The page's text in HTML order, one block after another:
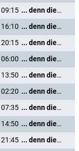
09:15
... denn die Musik und die Liebe in Tirol
16:10
... denn die Musik und die Liebe in Tirol
20:15
... denn die Musik und die Liebe in Tirol
06:00
... denn die Musik und die Liebe in Tirol
13:50
... denn die Musik und die Liebe in Tirol
02:20
... denn die Musik und die Liebe in Tirol
07:35
... denn die Musik und die Liebe in Tirol
14:50
... denn die Musik und die Liebe in Tirol
21:45 ... denn die Musik und die Liebe in Tirol